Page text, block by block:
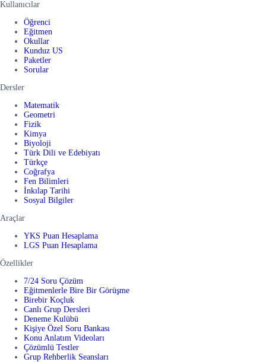
Kullanıcılar
Öğrenci
Eğitmen
Okullar
Kunduz US
Paketler
Sorular
Dersler
Matematik
Geometri
Fizik
Kimya
Biyoloji
Türk Dili ve Edebiyatı
Türkçe
Coğrafya
Fen Bilimleri
İnkılap Tarihi
Sosyal Bilgiler
Araçlar
YKS Puan Hesaplama
LGS Puan Hesaplama
Özellikler
7/24 Soru Çözüm
Eğitmenlerle Bire Bir Görüşme
Birebir Koçluk
Canlı Grup Dersleri
Deneme Kulübü
Kişiye Özel Soru Bankası
Konu Anlatım Videoları
Çözümlü Testler
Grup Rehberlik Seansları